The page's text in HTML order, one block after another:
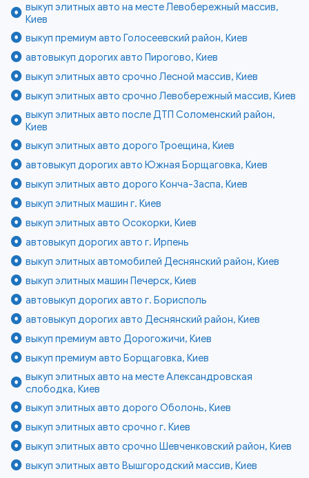
выкуп элитных авто на месте Левобережный массив,
Киев
выкуп премиум авто Голосеевский район, Киев
автовыкуп дорогих авто Пирогово, Киев
выкуп элитных авто срочно Лесной массив, Киев
выкуп элитных авто срочно Левобережный массив, Киев
выкуп элитных авто после ДТП Соломенский район,
Киев
выкуп элитных авто дорого Троещина, Киев
автовыкуп дорогих авто Южная Борщаговка, Киев
выкуп элитных авто дорого Конча-Заспа, Киев
выкуп элитных машин г. Киев
выкуп элитных авто Осокорки, Киев
автовыкуп дорогих авто г. Ирпень
выкуп элитных автомобилей Деснянский район, Киев
выкуп элитных машин Печерск, Киев
автовыкуп дорогих авто г. Борисполь
автовыкуп дорогих авто Деснянский район, Киев
выкуп премиум авто Дорогожичи, Киев
выкуп премиум авто Борщаговка, Киев
выкуп элитных авто на месте Александровская
слободка, Киев
выкуп элитных авто дорого Оболонь, Киев
выкуп элитных авто срочно г. Киев
выкуп элитных авто срочно Шевченковский район, Киев
выкуп элитных авто Вышгородский массив, Киев